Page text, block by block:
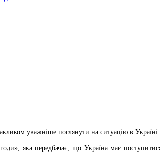
уважніше поглянути на ситуацію в Україні.
яка передбачає, що Україна має